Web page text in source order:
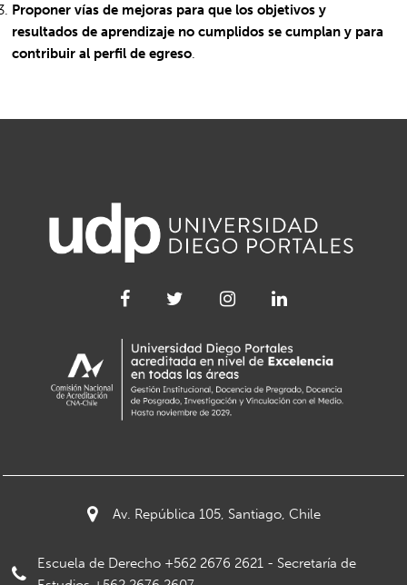
Proponer vías de mejoras para que los objetivos y
resultados de aprendizaje no cumplidos se cumplan y para
contribuir al perfil de egreso
Av. República 105, Santiago, Chile
Escuela de Derecho +562 2676 2621 - Secretaría de